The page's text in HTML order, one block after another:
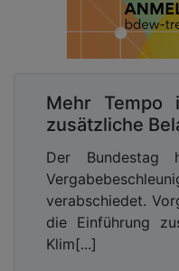
Mehr Tempo
zusätzliche
Der Bundestag
verabschiedet.
die Einführung
Klim[...]